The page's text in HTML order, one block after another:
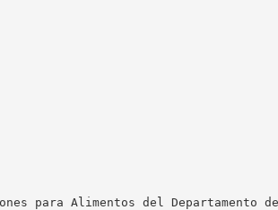
para Alimentos del Departamento